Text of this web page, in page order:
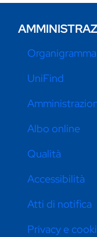
Organigramma
UniFind
Albo online
Qualità
Accessibilità
Atti di notifica
Privacy e